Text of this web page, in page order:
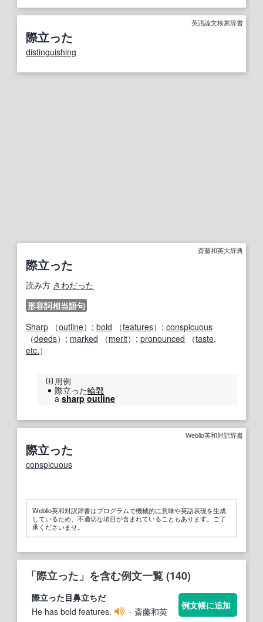
英語論文検索辞書
際立った
distinguishing
斎藤和英大辞典
際立った
読み方 きわだった
形容詞相当語句
Sharp （outline）; bold （features）; conspicuous
（deeds）; marked （merit）; pronounced （taste,
etc.）
用例
際立った輪郭
asharp outline
Weblio英和対訳辞書
際立った
conspicuous
Weblio英和対訳辞書はプログラムで機械的に意味や英語表現を生成
しているため、不適切な項目が含まれていることもあります。ご了
承くださいませ。
「際立った」を含む例文一覧 (140)
際立った目鼻立ちだ
He has bold features.
- 斎藤和英
例文帳に追加